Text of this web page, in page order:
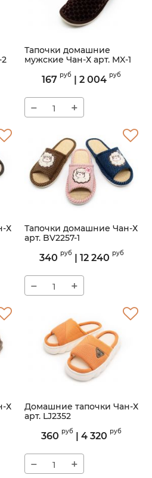
Тапочки домашние
мужские Чан-Х арт. MX-1
MX-1
167 руб | 2 004 руб
− +
Х
Тапочки домашние Чан-Х
арт. BV2257-1
BV2257-1
340 руб| 12 240 руб
− +
Х
Домашние тапочки Чан-Х
арт. LJ2352
LJ2352
360 руб | 4 320 руб
− +